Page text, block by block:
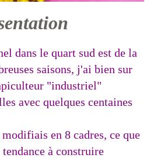
dans le quart sud est de la
saisons, j'ai bien sur
"industriel"
avec quelques centaines
en 8 cadres, ce que
à construire